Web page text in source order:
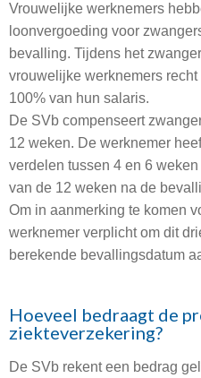
Vrouwelijke werknemers
loonvergoeding voor
bevalling. Tijdens het
vrouwelijke werknemers
100% van hun salaris.
De SVb compenseert
12 weken. De werknemer
verdelen tussen 4 en 6
van de 12 weken na de
Om in aanmerking te komen
werknemer verplicht om dit
berekende bevallingsdatum
Hoeveel bedraagt de
ziekteverzekering?
De SVb rekent een bedrag